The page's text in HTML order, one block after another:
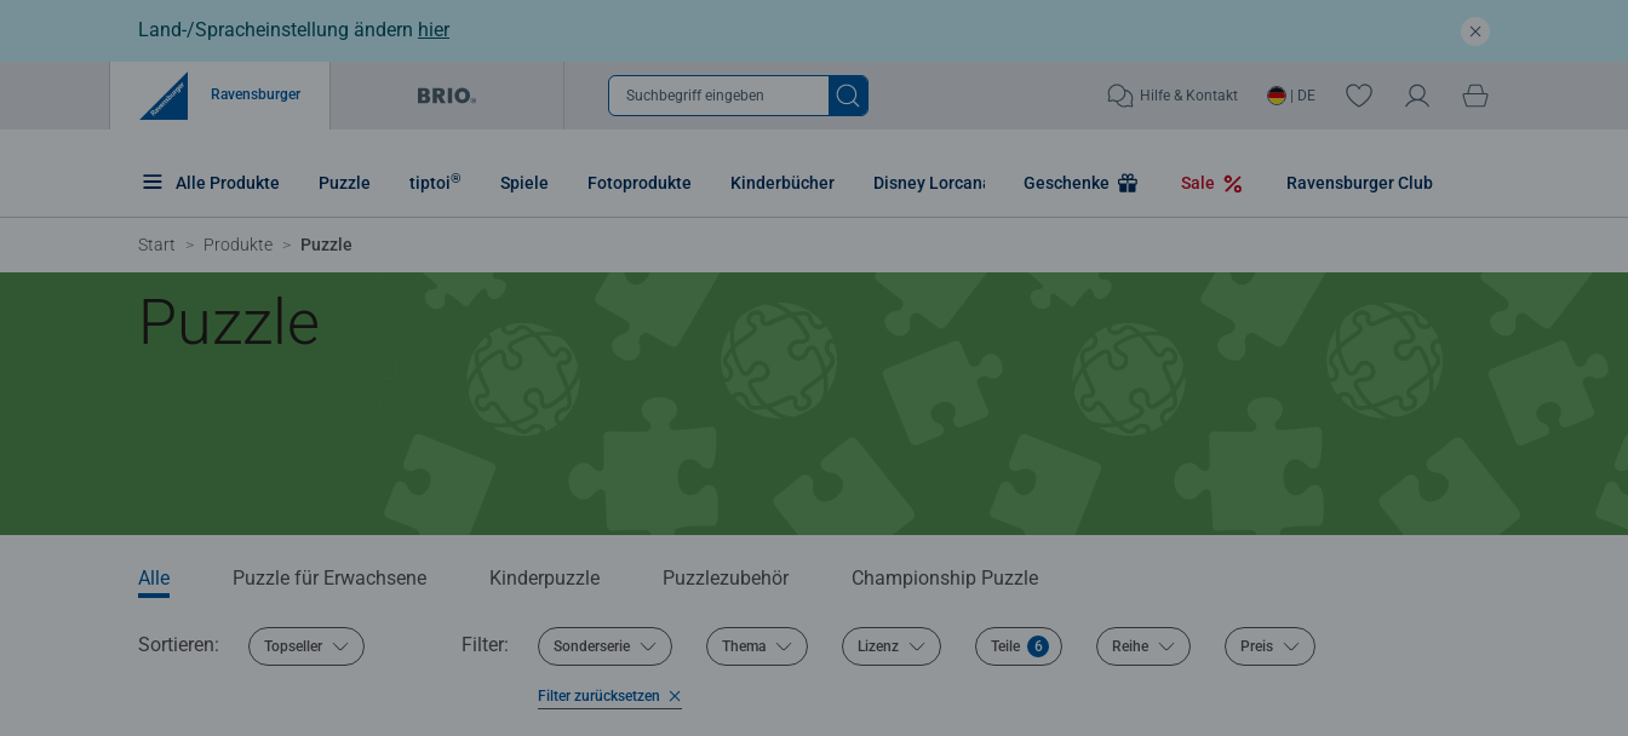
Land-/Spracheinstellung ändern hier
Ravensburger Suchbegriff eingeben Hilfe & Kontakt | DE
Alle Produkte Puzzle tiptoi® Spiele Fotoprodukte Kinderbücher Disney Lorcana Geschenke Sale Ravensburger Club
Start Produkte Puzzle
Puzzle
Alle Puzzle für Erwachsene Kinderpuzzle Puzzlezubehör Championship Puzzle
Sortieren: Topseller Filter: Sonderserie Thema Lizenz Teile 6 Reihe Preis
Filter zurücksetzen